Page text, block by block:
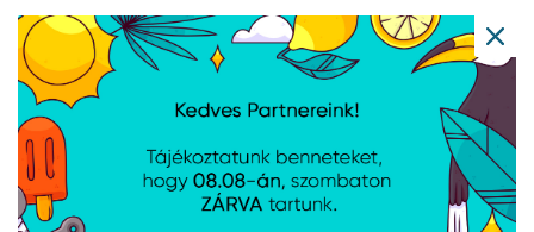
tartalma
Kábelek
mellékelve
USB Type-C - USB
Type-A átalakító
Kialakítás
Termék típusa
Külső SSD ház